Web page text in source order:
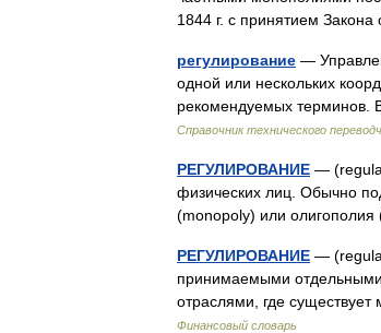
1844 г. с принятием
регулирование —
одной или нескольких
рекомендуемых терминов.
Справочник технического
РЕГУЛИРОВАНИЕ —
физических лиц. Обычно
(monopoly) или
РЕГУЛИРОВАНИЕ —
принимаемыми
отраслями, где
Финансовый словарь